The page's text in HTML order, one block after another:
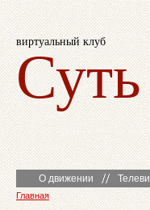
виртуальный клуб
О движении
Главная